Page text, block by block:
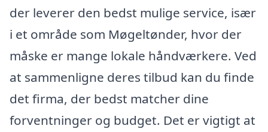
der leverer den bedst mulige service, især
i et område som Møgeltønder, hvor der
måske er mange lokale håndværkere. Ved
at sammenligne deres tilbud kan du finde
det firma, der bedst matcher dine
forventninger og budget. Det er vigtigt at